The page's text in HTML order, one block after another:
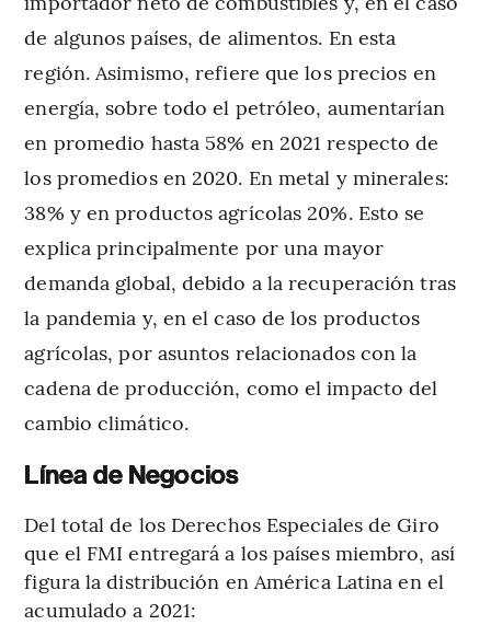
de algunos países, de alimentos. En esta
región. Asimismo, refiere que los precios en
energía, sobre todo el petróleo, aumentarían
en promedio hasta 58% en 2021 respecto de
los promedios en 2020. En metal y minerales:
38% y en productos agrícolas 20%. Esto se
explica principalmente por una mayor
demanda global, debido a la recuperación tras
la pandemia y, en el caso de los productos
agrícolas, por asuntos relacionados con la
cadena de producción, como el impacto del
cambio climático.
Línea de Negocios
Del total de los Derechos Especiales de Giro
que el FMI entregará a los países miembro, así
figura la distribución en América Latina en el
acumulado a 2021: